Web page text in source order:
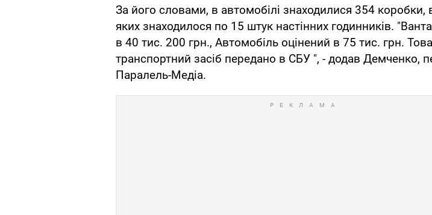
За його словами, в автомобілі знаходилися 354 коробки,
яких знаходилося по 15 штук настінних годинників.
в 40 тис. 200 грн., Автомобіль оцінений в 75 тис. грн.
транспортний засіб передано в СБУ ", - додав Демченко,
Паралель-Медіа.